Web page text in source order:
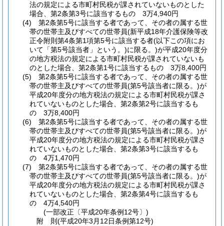
法の規定による市町村民税が課されていないものとした
場合、第2条第3号に該当するもの 3万4,940円
(4)
第2条第5号に該当する者であって、その者の属する世
帯の世帯主及びすべての世帯員(新平成18年介護保険等改
正令附則第4条第1項第5号に該当する者(以下この項にお
いて「第5号該当者」という。)に限る。)が平成20年度分
の地方税法の規定による市町村民税が課されていないも
のとした場合、第2条第1号に該当するもの 3万8,400円
(5)
第2条第5号に該当する者であって、その者の属する世
帯の世帯主及びすべての世帯員(第5号該当者に限る。)が
平成20年度分の地方税法の規定による市町村民税が課さ
れていないものとした場合、第2条第2号に該当するも
の 3万8,400円
(6)
第2条第5号に該当する者であって、その者の属する世
帯の世帯主及びすべての世帯員(第5号該当者に限る。)が
平成20年度分の地方税法の規定による市町村民税が課さ
れていないものとした場合、第2条第3号に該当するも
の 4万1,470円
(7)
第2条第5号に該当する者であって、その者の属する世
帯の世帯主及びすべての世帯員(第5号該当者に限る。)が
平成20年度分の地方税法の規定による市町村民税が課さ
れていないものとした場合、第2条第4号に該当するも
の 4万4,540円
(一部改正〔平成20年条例12号〕)
附 則(平成20年3月12日条例第12号)